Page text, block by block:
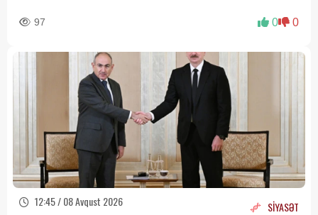
97 0 0
12:45 / 08 Avqust 2026 SİYASƏT